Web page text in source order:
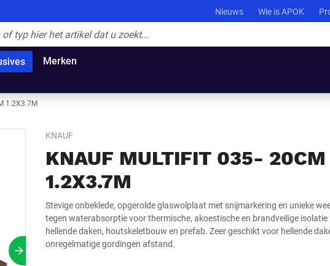
Nieuws Wie is APOK
Merken
1.2X3.7M
KNAUF
KNAUF MULTIFIT 035- 20CM
1.2X3.7M
Stevige onbeklede, opgerolde glaswolplaat met snijmarkering en unieke
tegen waterabsorptie voor thermische, akoestische en brandveilige isolatie
hellende daken, houtskeletbouw en prefab. Zeer geschikt voor hellende
onregelmatige gordingen afstand.
Volgende slide